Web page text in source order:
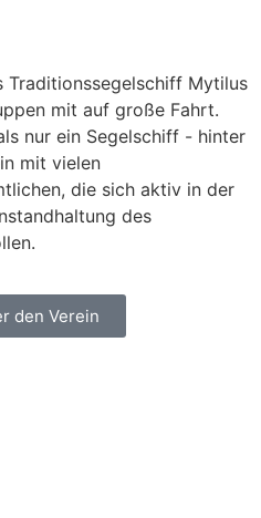
Traditionssegelschiff Mytilus
mit auf große Fahrt.
nur ein Segelschiff ­- hinter
mit vielen
die sich aktiv in der
des
den Verein